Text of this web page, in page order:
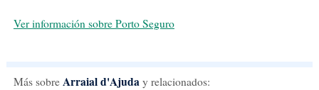
Ver información sobre Porto Seguro
Más sobre Arraial d'Ajuda y relacionados: